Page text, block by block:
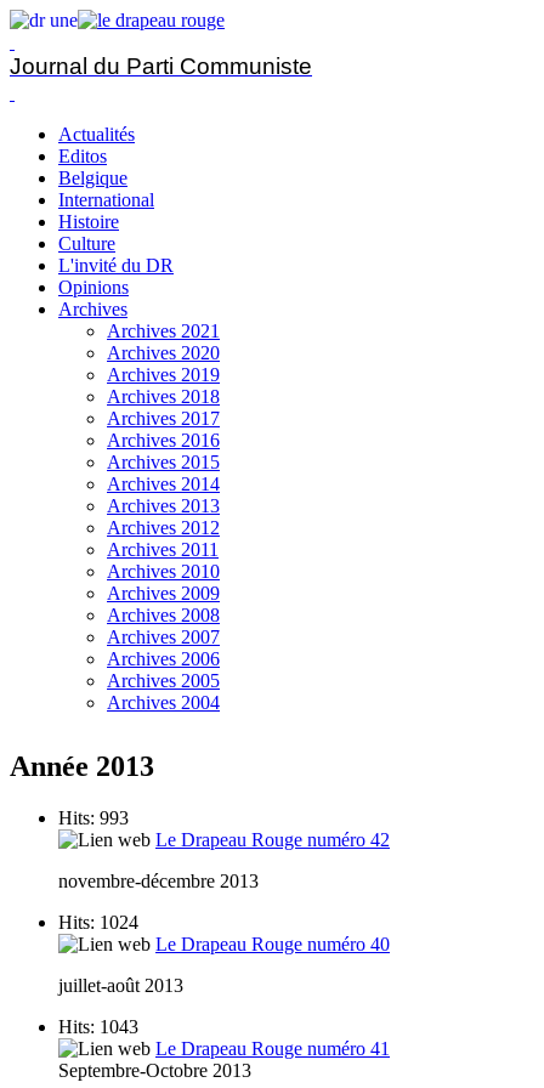
Journal du Parti Communiste
Actualités
Editos
Belgique
International
Histoire
Culture
L'invité du DR
Opinions
Archives
Archives 2021
Archives 2020
Archives 2019
Archives 2018
Archives 2017
Archives 2016
Archives 2015
Archives 2014
Archives 2013
Archives 2012
Archives 2011
Archives 2010
Archives 2009
Archives 2008
Archives 2007
Archives 2006
Archives 2005
Archives 2004
Année 2013
Hits: 993
Le Drapeau Rouge numéro 42
novembre-décembre 2013
Hits: 1024
Le Drapeau Rouge numéro 40
juillet-août 2013
Hits: 1043
Le Drapeau Rouge numéro 41
Septembre-Octobre 2013